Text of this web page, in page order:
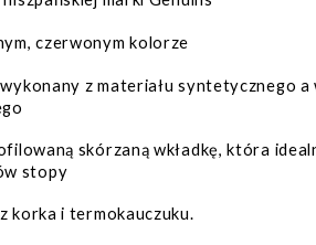
czerwonym kolorze
z materiału syntetycznego a
skórzaną wkładkę, która
stopy
korka i termokauczuku.